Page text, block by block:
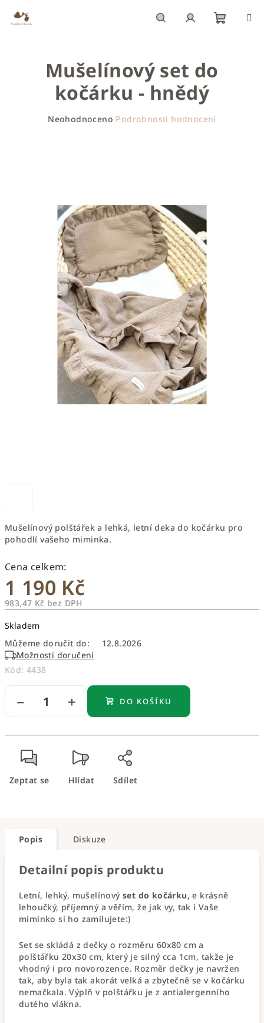
obsah
Mušelínový polštářek a lehká, letní deka do kočárku pro
pohodlí vašeho miminka.
1 190 Kč
983,47 Kč bez DPH
cena:
Skladem
Můžeme doručit do:
12.8.2026
Možnosti doručení
Kód: 4438
+
− DO KOŠÍKU
Zeptat se Hlídat Sdílet
Mušelínový set do
kočárku - hnědý
Neohodnoceno Podrobnosti hodnocení
Popis Diskuze
Detailní popis produktu
Letní, lehký, mušelínový set do kočárku,e krásně
lehoučký, příjemný a věřím, že jak vy, tak i Vaše
miminko si ho zamilujete:)
Set se skládá z dečky o rozměru 60x80 cm a
polštářku 20x30 cm, který je silný cca 1cm, takže je
vhodný i pro novorozence. Rozměr dečky je navržen
tak, aby byla tak akorát velká a zbytečně se v kočárku
nemačkala. Výplň v polštářku je z antialergenního
dutého vlákna.